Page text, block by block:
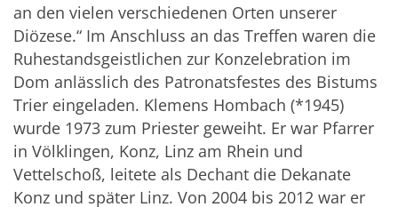
an den vielen verschiedenen Orten unserer
Diözese.“ Im Anschluss an das Treffen waren die
Ruhestandsgeistlichen zur Konzelebration im
Dom anlässlich des Patronatsfestes des Bistums
Trier eingeladen. Klemens Hombach (*1945)
wurde 1973 zum Priester geweiht. Er war Pfarrer
in Völklingen, Konz, Linz am Rhein und
Vettelschoß, leitete als Dechant die Dekanate
Konz und später Linz. Von 2004 bis 2012 war er